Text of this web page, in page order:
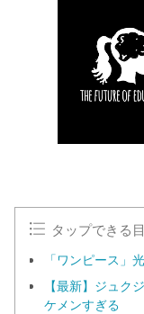
タップできる
「ワンピース」
【最新】ジュク
ケメンすぎる